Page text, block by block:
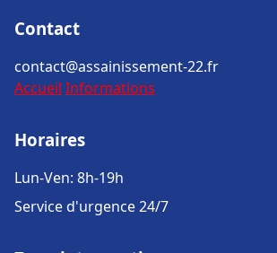
Contact
contact@assainissement-22.fr
Accueil Informations
Horaires
Lun-Ven: 8h-19h
Service d'urgence 24/7